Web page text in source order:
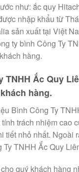
như: ắc quy
nhập khẩu từ
sản xuất tại Việt
ty bình Công Ty
hàng.
TNHH Ắc Quy
hàng.
Bình Công Ty
trách nhiệm cao
tiết nhỏ nhất.
TNHH Ắc Quy
quý khách hàng